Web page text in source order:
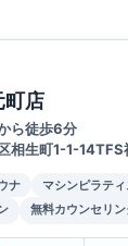
町店
ら徒歩6分
相生町1-1-14TFS
ナ マシンピラティ
無料カウンセリ